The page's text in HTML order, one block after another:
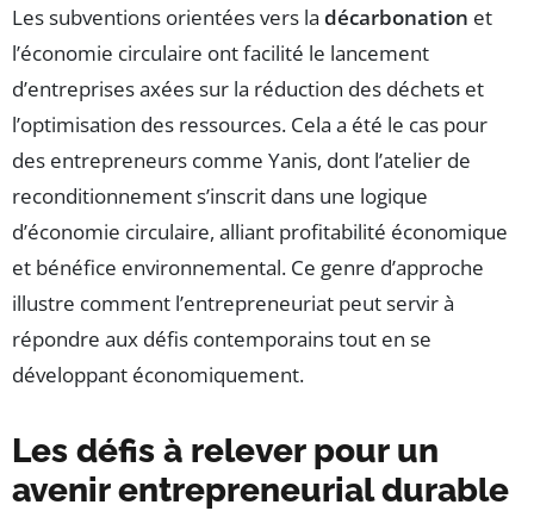
Les subventions orientées vers la décarbonation et
l’économie circulaire ont facilité le lancement
d’entreprises axées sur la réduction des déchets et
l’optimisation des ressources. Cela a été le cas pour
des entrepreneurs comme Yanis, dont l’atelier de
reconditionnement s’inscrit dans une logique
d’économie circulaire, alliant profitabilité économique
et bénéfice environnemental. Ce genre d’approche
illustre comment l’entrepreneuriat peut servir à
répondre aux défis contemporains tout en se
développant économiquement.
Les défis à relever pour un
avenir entrepreneurial durable